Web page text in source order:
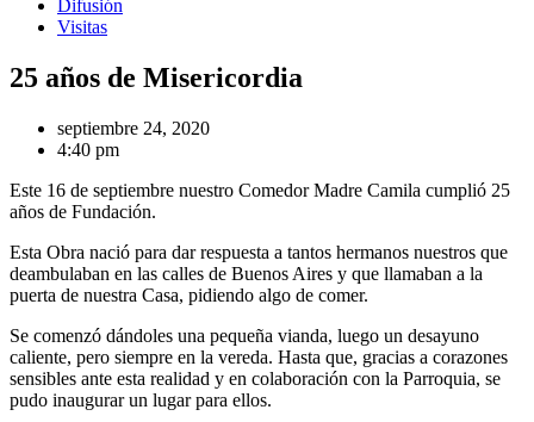
Difusión
Visitas
25 años de Misericordia
septiembre 24, 2020
4:40 pm
Este 16 de septiembre nuestro Comedor Madre Camila cumplió 25
años de Fundación.
Esta Obra nació para dar respuesta a tantos hermanos nuestros que
deambulaban en las calles de Buenos Aires y que llamaban a la
puerta de nuestra Casa, pidiendo algo de comer.
Se comenzó dándoles una pequeña vianda, luego un desayuno
caliente, pero siempre en la vereda. Hasta que, gracias a corazones
sensibles ante esta realidad y en colaboración con la Parroquia, se
pudo inaugurar un lugar para ellos.